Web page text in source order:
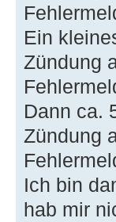
Ein
Zündung
Dann ca.
Zündung
Ich bin
hab mir